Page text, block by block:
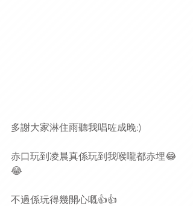
多謝大家淋住雨聽我唱咗成晚:)
赤口玩到凌晨真係玩到我喉嚨都赤埋😂
😂
不過係玩得幾開心嘅👍👍